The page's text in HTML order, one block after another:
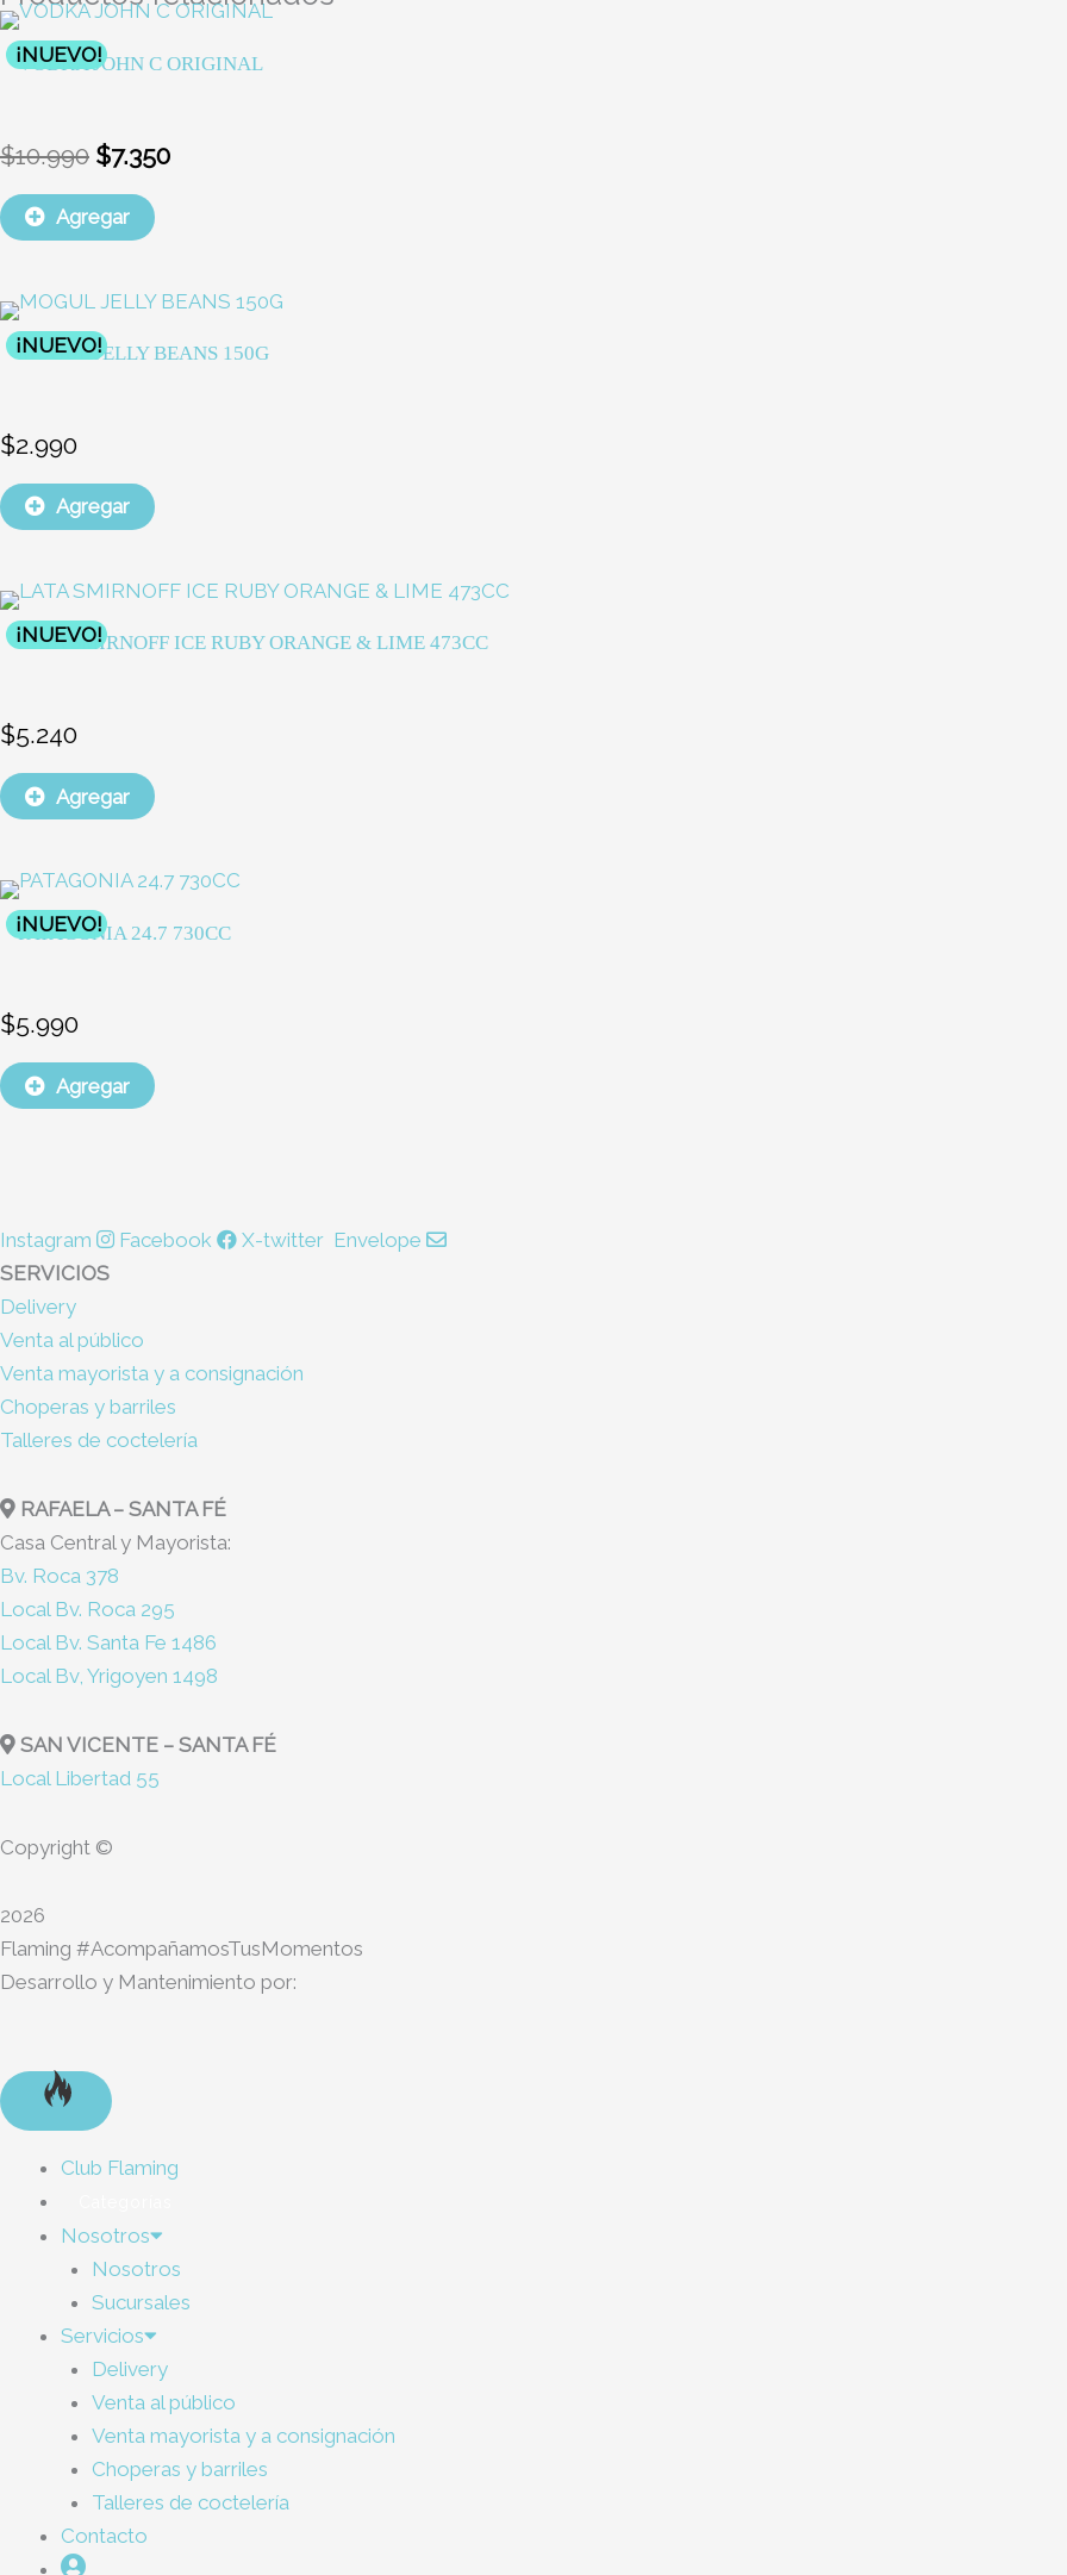
¡NUEVO!
VODKA JOHN C ORIGINAL
$10.990
El
precio
$10.990.
$7.350
El
precio
$7.350.
Agregar
¡NUEVO!
MOGUL JELLY BEANS 150G
$2.990
Agregar
¡NUEVO!
LATA SMIRNOFF ICE RUBY ORANGE & LIME 473CC
$5.240
Agregar
¡NUEVO!
PATAGONIA 24.7 730CC
$5.990
Agregar
Instagram Facebook X-twitter Envelope
SERVICIOS
Delivery
Venta al público
Venta mayorista y a consignación
Choperas y barriles
Talleres de coctelería
RAFAELA – SANTA FÉ
Casa Central y Mayorista:
Bv. Roca 378
Local Bv. Roca 295
Local Bv. Santa Fe 1486
Local Bv, Yrigoyen 1498
SAN VICENTE – SANTA FÉ
Local Libertad 55
Copyright ©
2026
Flaming #AcompañamosTusMomentos
Desarrollo y Mantenimiento por:
Club Flaming
Nosotros
Nosotros
Sucursales
Servicios
Delivery
Venta al público
Venta mayorista y a consignación
Choperas y barriles
Talleres de coctelería
Contacto